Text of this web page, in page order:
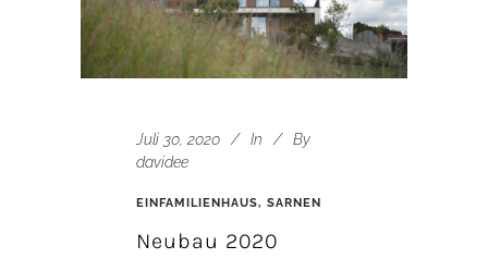
Juli 30, 2020 In
By
davidee
EINFAMILIENHAUS, SARNEN
Neubau 2020